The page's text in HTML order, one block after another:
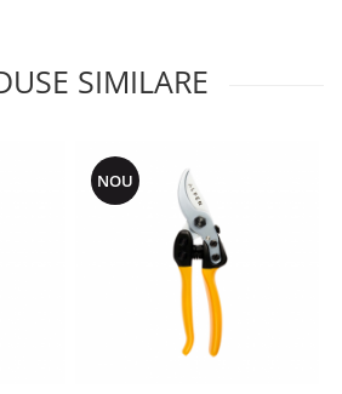
SIMILARE
NOU